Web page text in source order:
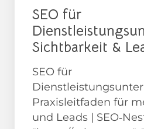
SEO für
Sichtbarkeit &
SEO für
Praxisleitfaden für
und Leads |